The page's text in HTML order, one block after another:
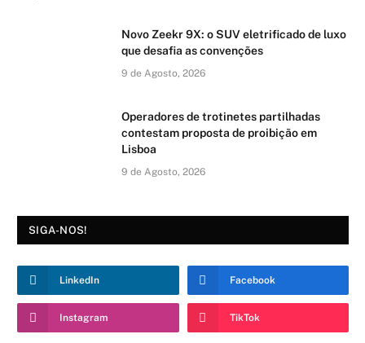
Novo Zeekr 9X: o SUV eletrificado de luxo
que desafia as convenções
9 de Agosto, 2026
Operadores de trotinetes partilhadas
contestam proposta de proibição em
Lisboa
9 de Agosto, 2026
SIGA-NOS!
LinkedIn Facebook
Instagram TikTok